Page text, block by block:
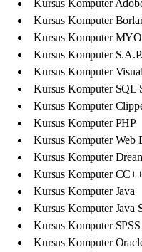
Kursus Komputer
Kursus Komputer
Kursus Komputer
Kursus Komputer S.A.P.
Kursus Komputer
Kursus Komputer SQL
Kursus Komputer
Kursus Komputer PHP
Kursus Komputer Web
Kursus Komputer
Kursus Komputer
Kursus Komputer Java
Kursus Komputer Java
Kursus Komputer SPSS
Kursus Komputer